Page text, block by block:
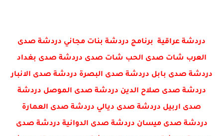
دردشة عراقية برنامج دردشة بنات مجاني دردشة صدى
العرب شات صدى الحب شات صدى دردشة صدى بغداد
دردشة صدى بابل دردشة صدى البصرة دردشة صدى الانبار
دردشة صدى صلاح الدين دردشة صدى الموصل دردشة
صدى اربيل دردشة صدى ديالي دردشة صدى العمارة
دردشة صدى ميسان دردشة صدى الدوانية دردشة صدى